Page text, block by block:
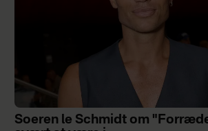
Soeren le Schmidt om